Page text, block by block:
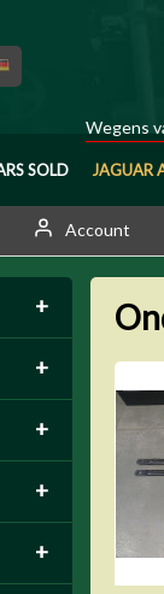
Wegens
SOLD JAGUAR
Account
+
+
+
+
+